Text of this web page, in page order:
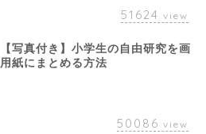
51624 view
【写真付き】小学生の自由研究を画
用紙にまとめる方法
50086 view